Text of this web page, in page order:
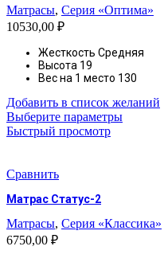
на
Матрасы, Серия «Оптима»
10530,00 ₽
Жесткость Средняя
Высота 19
Вес на 1 место 130
Добавить в список желаний
Выберите параметрыЭтот
на
Быстрый просмотр
Сравнить
Матрас Статус-2
Матрасы, Серия «Классика»
6750,00 ₽